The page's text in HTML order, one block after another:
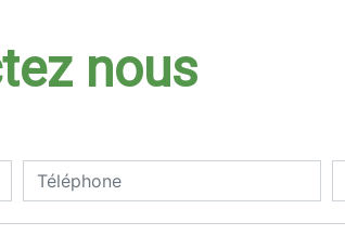
nous